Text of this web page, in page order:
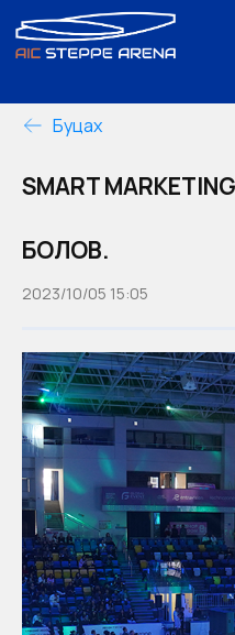
Буцах
SMART
БОЛОВ.
2023/10/05 15:05